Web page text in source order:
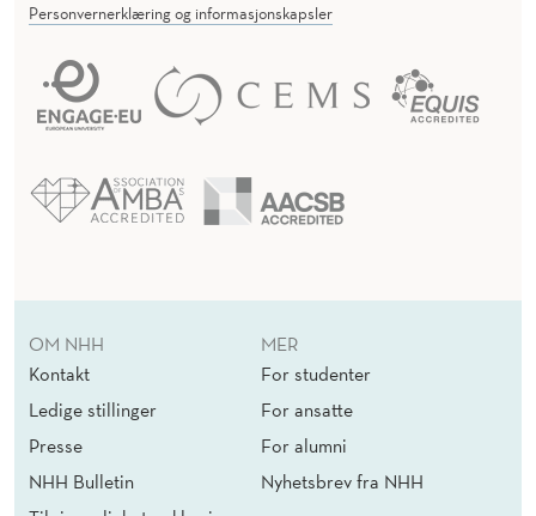
Personvernerklæring og informasjonskapsler
OM NHH
Kontakt
Ledige stillinger
Presse
NHH Bulletin
MER
For studenter
For ansatte
For alumni
Nyhetsbrev fra NHH